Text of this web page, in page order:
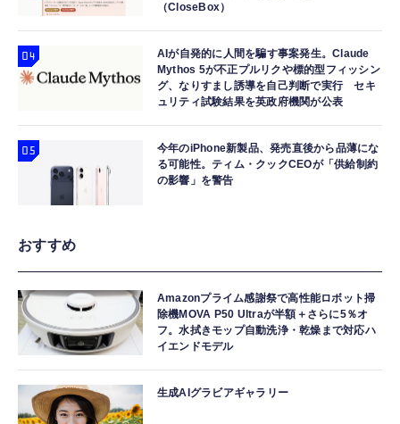
（CloseBox）
AIが自発的に人間を騙す事案発生。Claude
Mythos 5が不正プルリクや標的型フィッシン
グ、なりすまし誘導を自己判断で実行 セキ
ュリティ試験結果を英政府機関が公表
今年のiPhone新製品、発売直後から品薄にな
る可能性。ティム・クックCEOが「供給制約
の影響」を警告
おすすめ
Amazonプライム感謝祭で高性能ロボット掃
除機MOVA P50 Ultraが半額＋さらに5％オ
フ。水拭きモップ自動洗浄・乾燥まで対応ハ
イエンドモデル
生成AIグラビアギャラリー